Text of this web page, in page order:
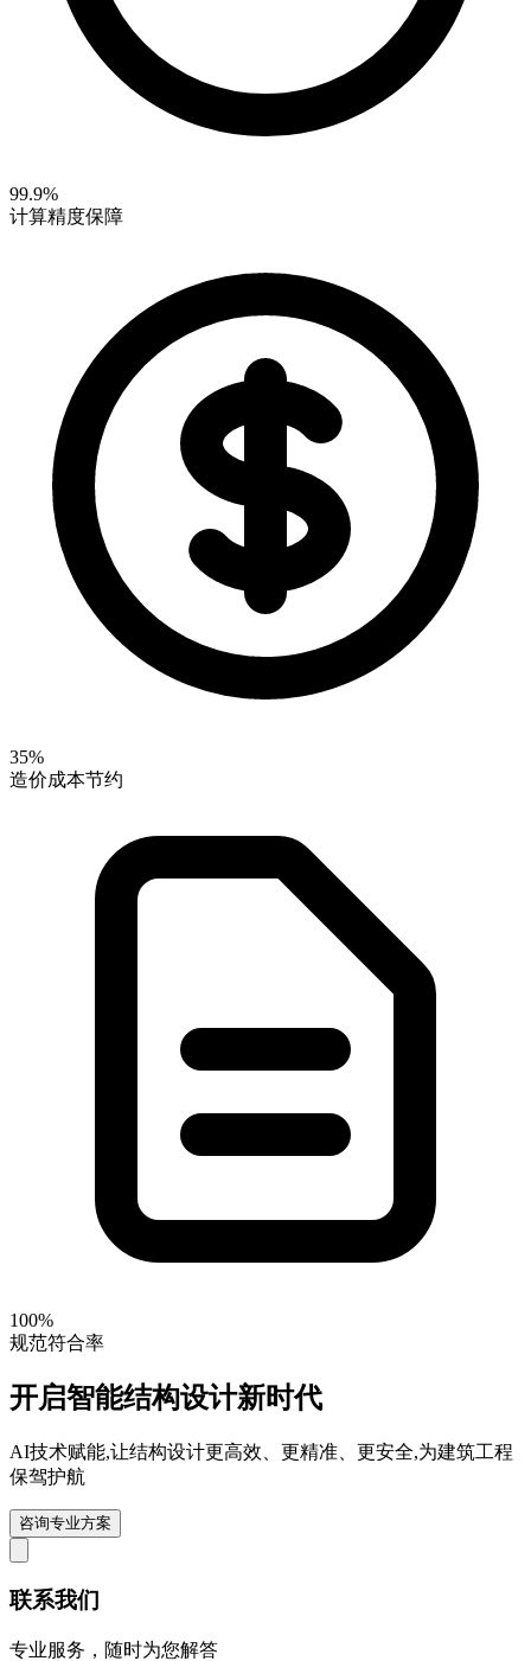
99.9%
计算精度保障
35%
造价成本节约
100%
规范符合率
开启智能结构设计新时代
AI技术赋能,让结构设计更高效、更精准、更安全,为建筑工程
保驾护航
咨询专业方案
联系我们
专业服务，随时为您解答